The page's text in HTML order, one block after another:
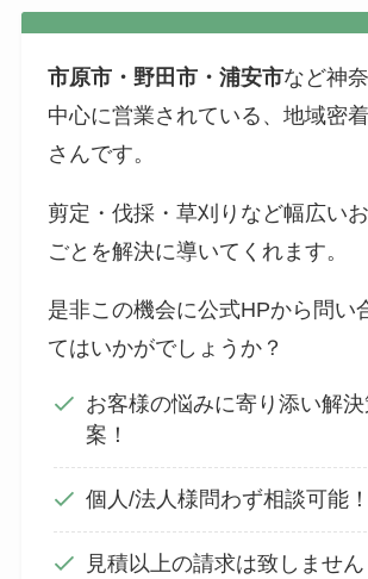
市原市・野田市・浦安市など神
中心に営業されている、地域密
さんです。
剪定・伐採・草刈りなど幅広い
ごとを解決に導いてくれます。
是非この機会に公式HPから問い
てはいかがでしょうか？
お客様の悩みに寄り添い解
案！
個人/法人様問わず相談可能！
見積以上の請求は致しません